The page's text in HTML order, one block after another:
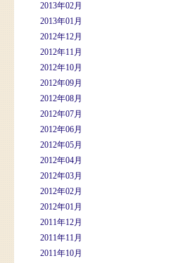
2013年02月
2013年01月
2012年12月
2012年11月
2012年10月
2012年09月
2012年08月
2012年07月
2012年06月
2012年05月
2012年04月
2012年03月
2012年02月
2012年01月
2011年12月
2011年11月
2011年10月